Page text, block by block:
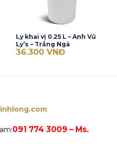
Ly khai vị 0.25 L – Anh Vũ
Ly’s – Trắng Ngà
36.300 VNĐ
091 774 3009 – Ms.